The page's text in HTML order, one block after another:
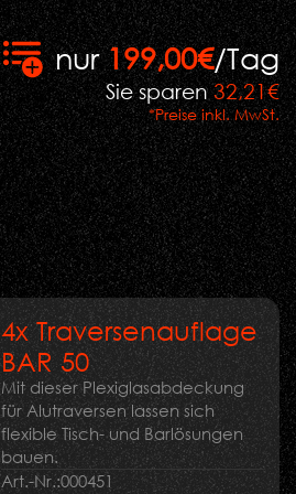
nur199,00€/Tag
Sie sparen32,21€
*Preise inkl. MwSt.
4x Traversenauflage
BAR 50
Mit dieser Plexiglasabdeckung
für Alutraversen lassen sich
flexible Tisch- und Barlösungen
bauen.
Art.-Nr.:000451